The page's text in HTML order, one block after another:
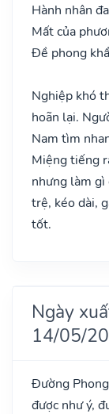
Hành nhân
Mất của
Đề phong
Nghiệp khó
hoãn lại.
Nam tìm
Miệng tiếng
nhưng làm gì
trệ, kéo dài,
tốt.
Ngày
14/05/
Đường Phong
được như ý,